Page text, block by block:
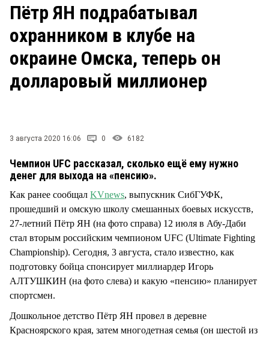
ЗАКОН
НОВОСТИ КОМПАНИЙ
Рейтинги
Блоги
Архив
Пётр ЯН подрабатывал
охранником в клубе на
окраине Омска, теперь он
долларовый миллионер
3 августа 2020 16:06 0 6182
Чемпион UFC рассказал, сколько ещё ему нужно
денег для выхода на «пенсию».
Как ранее сообщал KVnews, выпускник СибГУФК,
прошедший и омскую школу смешанных боевых искусств,
27-летний Пётр ЯН (на фото справа) 12 июля в Абу-Даби
стал вторым российским чемпионом UFC (Ultimate Fighting
Championship). Сегодня, 3 августа, стало известно, как
подготовку бойца спонсирует миллиардер Игорь
АЛТУШКИН (на фото слева) и какую «пенсию» планирует
спортсмен.
Дошкольное детство Пётр ЯН провел в деревне
Красноярского края, затем многодетная семья (он шестой из